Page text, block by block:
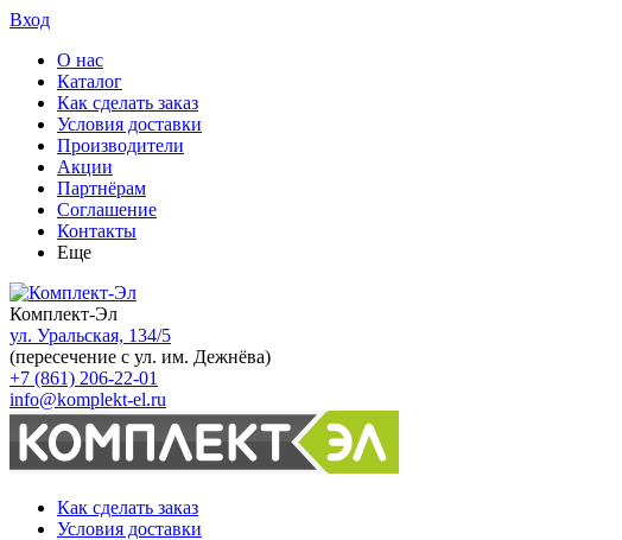
Вход
О нас
Каталог
Как сделать заказ
Условия доставки
Производители
Акции
Партнёрам
Соглашение
Контакты
Еще
Комплект-Эл
ул. Уральская, 134/5
(пересечение с ул. им. Дежнёва)
+7 (861) 206-22-01
info@komplekt-el.ru
Как сделать заказ
Условия доставки